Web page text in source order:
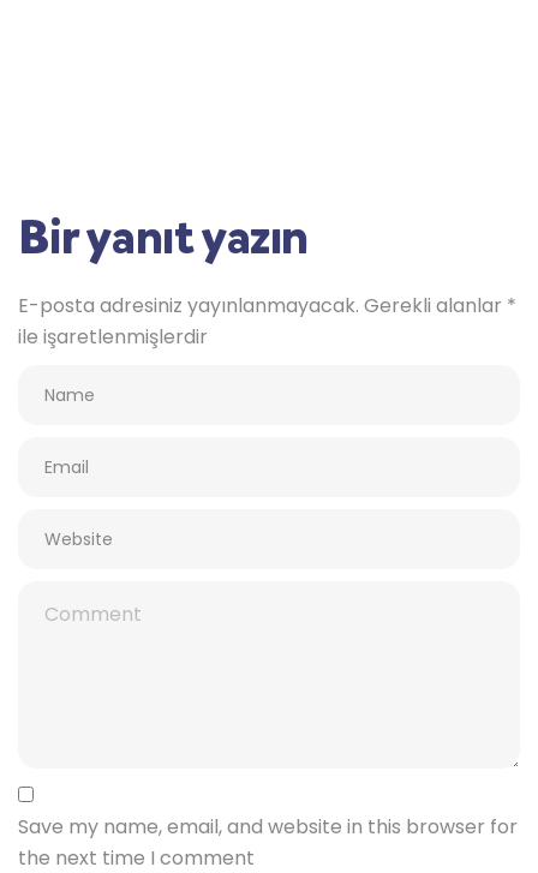
Bir yanıt yazın
E-posta adresiniz yayınlanmayacak. Gerekli alanlar *
ile işaretlenmişlerdir
Save my name, email, and website in this browser for
the next time I comment